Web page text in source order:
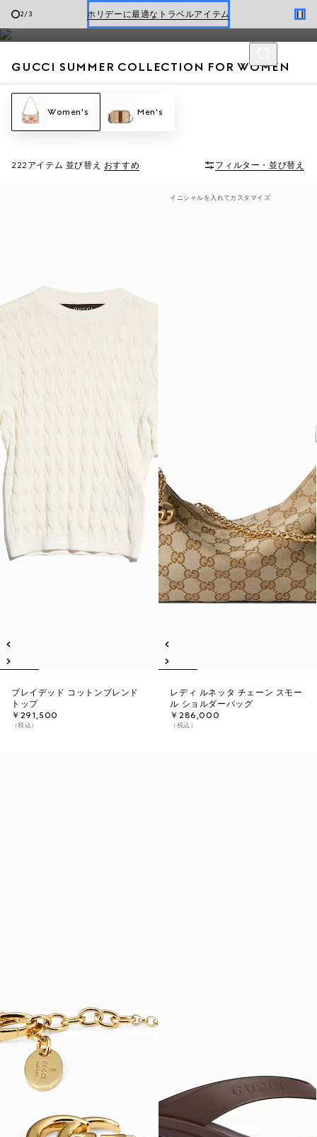
3/3 Gucci x 安藤七宝店
オンライン限定 〔GGマーモント〕
とバッグにフローラモチーフがあしらわれ、シーズンにふさわし
い魅力を放ちます。
GUCCI SUMMER COLLECTION FOR WOMEN
Women's Men's
222アイテム 並び替え おすすめ フィルター・並び替え
ブレイデッド コットンブレンド
トップ
￥291,500
（税込）
イニシャルを入れてカスタマイズ
レディ ルネッタ チェーン スモー
ル ショルダーバッグ
￥286,000
（税込）